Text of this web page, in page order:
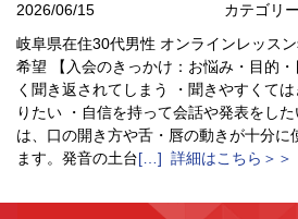
2026/06/15 カテゴリ
岐阜県在住30代男性 オンラインレッス
希望 【入会のきっかけ：お悩み・目的
く聞き返されてしまう ・聞きやすくて
りたい ・自信を持って会話や発表をし
は、口の開き方や舌・唇の動きが十分に
ます。発音の土台[…] 詳細はこちら＞＞